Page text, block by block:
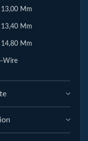
Mm
Mm
Mm
Wire